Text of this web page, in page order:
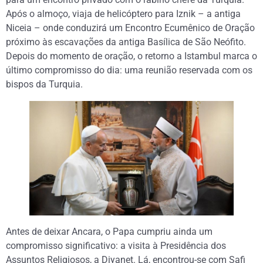
Após o almoço, viaja de helicóptero para Iznik – a antiga
Niceia – onde conduzirá um Encontro Ecumênico de Oração
próximo às escavações da antiga Basílica de São Neófito.
Depois do momento de oração, o retorno a Istambul marca o
último compromisso do dia: uma reunião reservada com os
bispos da Turquia.
Antes de deixar Ancara, o Papa cumpriu ainda um
compromisso significativo: a visita à Presidência dos
Assuntos Religiosos, a Diyanet. Lá, encontrou-se com Safi